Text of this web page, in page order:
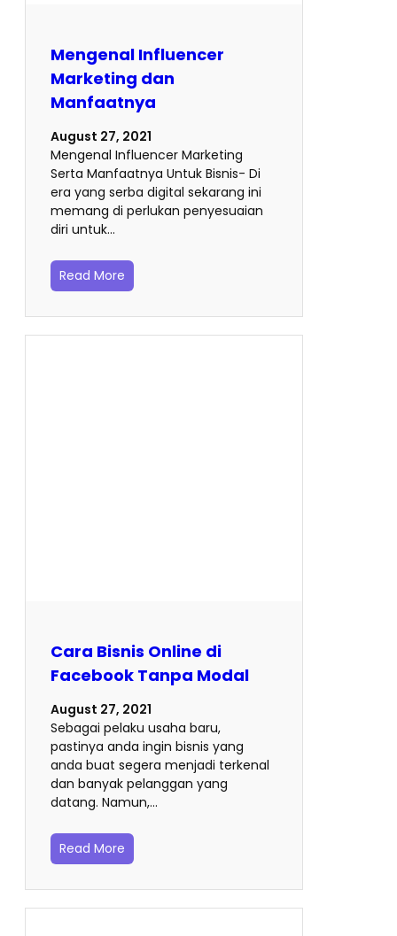
Mengenal Influencer
Marketing dan
Manfaatnya
August 27, 2021
Mengenal Influencer Marketing
Serta Manfaatnya Untuk Bisnis- Di
era yang serba digital sekarang ini
memang di perlukan penyesuaian
diri untuk…
Read More
Cara Bisnis Online di
Facebook Tanpa Modal
August 27, 2021
Sebagai pelaku usaha baru,
pastinya anda ingin bisnis yang
anda buat segera menjadi terkenal
dan banyak pelanggan yang
datang. Namun,…
Read More